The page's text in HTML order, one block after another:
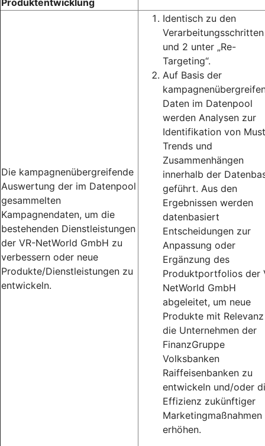
Produktentwicklung
Die kampagnenübergreifende
Auswertung der im Datenpool
gesammelten
Kampagnendaten, um die
bestehenden Dienstleistungen
der VR-NetWorld GmbH zu
verbessern oder neue
Produkte/Dienstleistungen zu
entwickeln.
Identisch zu den
Verarbeitungsschritten
und 2 unter „Re-
Targeting“.
Auf Basis der
Daten im Datenpool
werden Analysen zur
Identifikation von
Trends und
Zusammenhängen
innerhalb der
geführt. Aus den
Ergebnissen werden
datenbasiert
Entscheidungen zur
Anpassung oder
Ergänzung des
Produktportfolios der
NetWorld GmbH
abgeleitet, um neue
Produkte mit
die Unternehmen der
FinanzGruppe
Volksbanken
Raiffeisenbanken zu
entwickeln und/oder
Effizienz zukünftiger
Marketingmaßnahmen
erhöhen.